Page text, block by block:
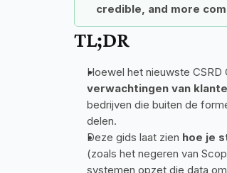
credible, and more
TL;DR
Hoewel het nieuwste
verwachtingen van
bedrijven die buiten de
delen.
Deze gids laat zien hoe je
(zoals het negeren van
systemen opzet die data